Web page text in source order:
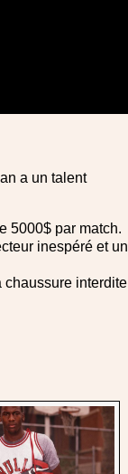
a un talent
5000$ par match.
inespéré et un
chaussure interdite